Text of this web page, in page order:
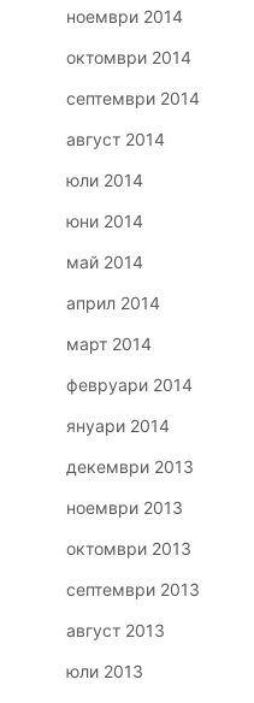
ноември 2014
октомври 2014
септември 2014
август 2014
юли 2014
юни 2014
май 2014
април 2014
март 2014
февруари 2014
януари 2014
декември 2013
ноември 2013
октомври 2013
септември 2013
август 2013
юли 2013